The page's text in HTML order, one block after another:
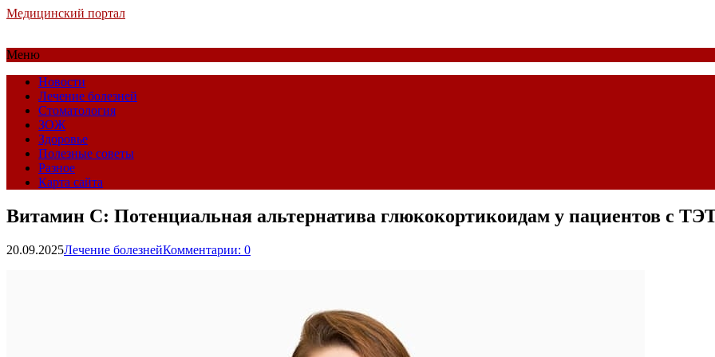
Медицинский портал
Меню
Новости
Лечение болезней
Стоматология
ЗОЖ
Здоровье
Полезные советы
Разное
Карта сайта
Витамин С: Потенциальная альтернатива глюкокортикоидам у пациентов с
20.09.2025Лечение болезнейКомментарии: 0